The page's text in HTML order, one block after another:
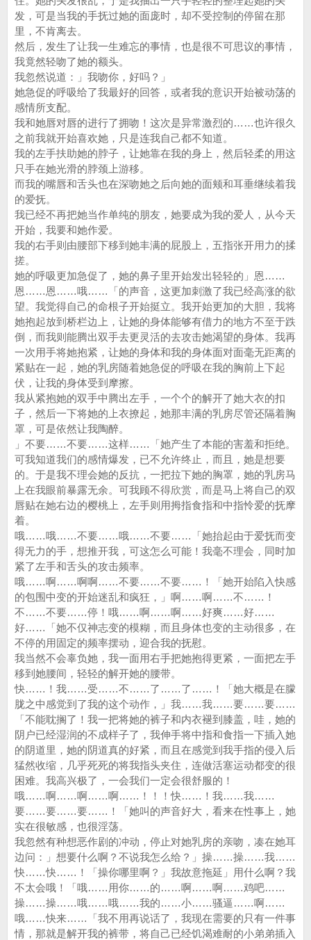
发，可是当我的手抚过她的面庞时，却不受控制的停留在那
里，不肯离去。
然后，发生了让我一生难忘的事情，也是很不可思议的事情，
我竟然轻吻了她的额头。
我忽然说道：」我吻你，好吗？」
她急促的呼吸给了我最好的回答，或者我的意识开始被动荡的
感情所支配。
我和她唇对唇的进行了拥吻！这次是异常激烈的……也许很久
之前我就开始喜欢她，只是连我自己都不知道。
我的左手扶助她的脖子，让她靠在我的身上，然后轻柔的用这
只手在她光滑的脖颈上游移。
而我的嘴唇和舌头也在深吻她之后向她的面颊和耳垂继续着我
的爱抚。
我已经不再把她当作单纯的朋友，她要成为我的爱人，从今天
开始，我要和她作爱。
我的右手则由腰部下移到她丰满的屁股上，五指张开用力的揉
搓。
她的呼吸更加急促了，她的鼻子里开始发出轻轻的」恩……
恩……恩……哦……「的声音，这更加刺激了我已经高涨的欲
望。我觉得自己的命根子开始挺立。我开始更加的大胆，我将
她抱起放到桥栏边上，让她的身体能够有借力的地方不至于跌
倒，而我则能腾出双手去更灵活的去攻击她渴望的身体。我再
一次用手将她抱紧，让她的身体和我的身体面对面毫无距离的
紧贴在一起，她的乳房随着她急促的呼吸在我的胸前上下起
伏，让我的身体受到摩擦。
我从紧抱她的双手中腾出左手，一个个的解开了她大衣的扣
子，然后一下将她的上衣撩起，她那丰满的乳房尽管还隔着胸
罩，可是依然让我陶醉。
」不要……不要……这样……「她产生了本能的害羞和拒绝。
可我知道我们的感情爆发，已不允许终止，而且，她是想要
的。于是我不理会她的反抗，一把拉下她的胸罩，她的乳房马
上在我眼前暴露无余。可我顾不得欣赏，而是马上将自己的双
唇贴在她右边的樱桃上，左手则用拇指食指和中指怜爱的抚摩
着。
哦……哦……不要……哦……不要……「她抬起由于爱抚而变
得无力的手，想推开我，可这怎么可能！我毫不理会，同时加
紧了左手和舌头的攻击频率。
哦……啊……啊啊……不要……不要……！「她开始陷入快感
的包围中变的开始迷乱和疯狂，」啊……啊……不……！
不……不要……停！哦……啊……啊……好爽……好……
好……「她不仅神志变的模糊，而且身体也变的主动很多，在
不停的用固定的频率摆动，迎合我的抚慰。
我当然不会辜负她，我一面用右手把她抱得更紧，一面把左手
移到她腰间，轻轻的解开她的腰带。
快……！我……受……不……了……了……！「她大概是在朦
胧之中感觉到了我的这个动作，」我……我……要……要……
「不能耽搁了！我一把将她的裤子和内衣褪到膝盖，哇，她的
阴户已经湿润的不成样子了，我伸手将中指和食指一下插入她
的阴道里，她的阴道真的好紧，而且在感觉到我手指的侵入后
猛然收缩，几乎死死的将我指头夹住，连做活塞运动都变的很
困难。我高兴极了，一会我们一定会很舒服的！
哦……啊……啊……啊……！！！快……！我……我……
要……要……要……！「她叫的声音好大，看来在性事上，她
实在很敏感，也很淫荡。
我忽然有种想恶作剧的冲动，停止对她乳房的亲吻，凑在她耳
边问：」想要什么啊？不说我怎么给？」操……操……我……
快……快……！「操你哪里啊？」我故意拖延」用什么啊？我
不太会哦！「哦……用你……的……啊……啊……鸡吧……
操……操……哦……哦……我的……小……骚逼……啊……
哦……快来……「我不用再说话了，我现在需要的只有一件事
情，那就是解开我的裤带，将自己已经饥渴难耐的小弟弟插入